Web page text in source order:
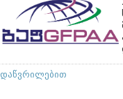
დაწვრილებით